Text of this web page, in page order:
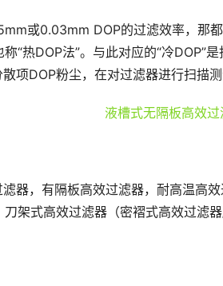
或0.03mm DOP的过滤效率，那都
“热DOP法”。与此对应的“冷DOP”
项DOP粉尘，在对过滤器进行扫描
器，有隔板高效过滤器，耐高温高
架式高效过滤器（密褶式高效过滤